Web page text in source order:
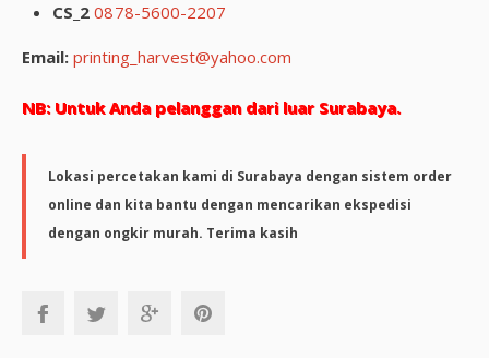
CS_2 0878-5600-2207
Email: printing_harvest@yahoo.com
NB: Untuk Anda pelanggan dari luar Surabaya.
Lokasi percetakan kami di Surabaya dengan sistem order
online dan kita bantu dengan mencarikan ekspedisi
dengan ongkir murah. Terima kasih